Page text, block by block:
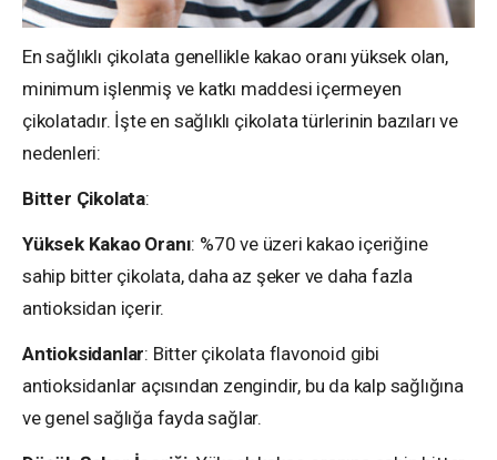
En sağlıklı çikolata genellikle kakao oranı yüksek olan,
minimum işlenmiş ve katkı maddesi içermeyen
çikolatadır. İşte en sağlıklı çikolata türlerinin bazıları ve
nedenleri:
Bitter Çikolata:
Yüksek Kakao Oranı: %70 ve üzeri kakao içeriğine
sahip bitter çikolata, daha az şeker ve daha fazla
antioksidan içerir.
Antioksidanlar: Bitter çikolata flavonoid gibi
antioksidanlar açısından zengindir, bu da kalp sağlığına
ve genel sağlığa fayda sağlar.